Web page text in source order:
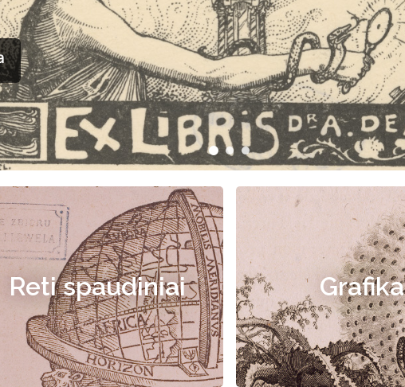
Reti spaudiniai Grafika